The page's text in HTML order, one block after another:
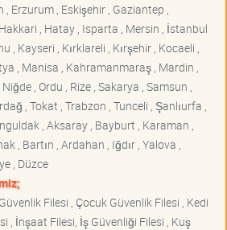
, Erzurum , Eskişehir , Gaziantep ,
, Hatay , Isparta , Mersin , İstanbul
, Kayseri , Kırklareli , Kırşehir , Kocaeli ,
, Manisa , Kahramanmaraş , Mardin ,
, Ordu , Rize , Sakarya , Samsun ,
, Tokat , Trabzon , Tunceli , Şanlıurfa ,
, Aksaray , Bayburt , Karaman ,
, Bartın , Ardahan , Iğdır , Yalova ,
, Düzce
Filesi , Çocuk Güvenlik Filesi , Kedi
, İnşaat Filesi, İş Güvenliği Filesi , Kuş